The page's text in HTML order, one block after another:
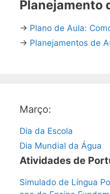
Planejamento
→ Plano de Aula:
→ Planejamentos de
Março:
Dia da Escola
Dia Mundial da Água
Atividades de
Simulado de Língua